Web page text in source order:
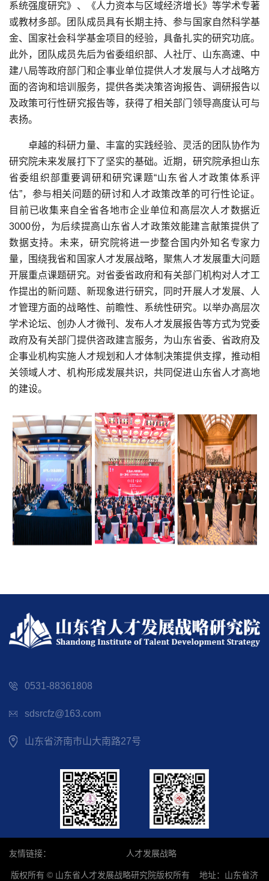
系统强度研究》、《人力资本与区域经济增长》等学术专著
或教材多部。团队成员具有长期主持、参与国家自然科学基
金、国家社会科学基金项目的经验，具备扎实的研究功底。
此外，团队成员先后为省委组织部、人社厅、山东高速、中
建八局等政府部门和企事业单位提供人才发展与人才战略方
面的咨询和培训服务，提供各类决策咨询报告、调研报告以
及政策可行性研究报告等，获得了相关部门领导高度认可与
表扬。
卓越的科研力量、丰富的实践经验、灵活的团队协作为
研究院未来发展打下了坚实的基础。近期，研究院承担山东
省委组织部重要调研和研究课题“山东省人才政策体系评
估”，参与相关问题的研讨和人才政策改革的可行性论证。
目前已收集来自全省各地市企业单位和高层次人才数据近
3000份，为后续提高山东省人才政策效能建言献策提供了
数据支持。未来，研究院将进一步整合国内外知名专家力
量，围绕我省和国家人才发展战略，聚焦人才发展重大问题
开展重点课题研究。对省委省政府和有关部门机构对人才工
作提出的新问题、新现象进行研究，同时开展人才发展、人
才管理方面的战略性、前瞻性、系统性研究。以举办高层次
学术论坛、创办人才微刊、发布人才发展报告等方式为党委
政府及有关部门提供咨政建言服务，为山东省委、省政府及
企事业机构实施人才规划和人才体制决策提供支撑，推动相
关领域人才、机构形成发展共识，共同促进山东省人才高地
的建设。
0531-88361808
sdsrcfz@163.com
山东省济南市山大南路27号
友情链接： 人才发展战略
版权所有 © 山东省人才发展战略研究院版权所有 地址：山东省济